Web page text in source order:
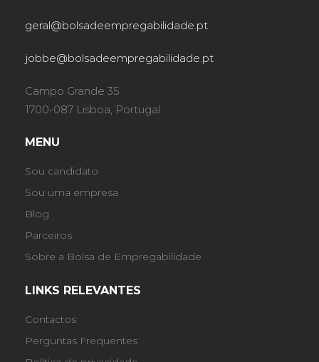
geral@bolsadeempregabilidade.pt
jobbe@bolsadeempregabilidade.pt
Campo Grande 35
1700-087 Lisboa, Portugal
MENU
Sou candidato
Sou uma empresa
Blog
Parceiros
Sobre a Bolsa de Empregabilidade
LINKS RELEVANTES
Contactos
Perguntas Frequentes